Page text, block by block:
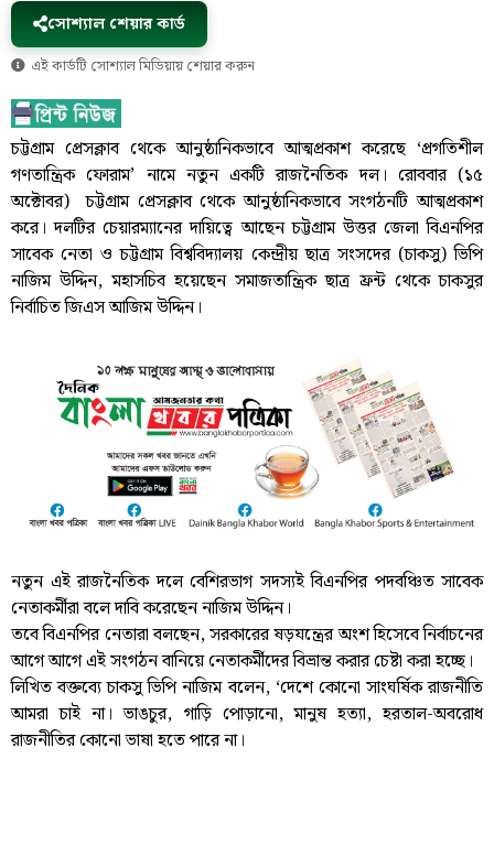
সোশ্যাল শেয়ার কার্ড
এই কার্ডটি সোশ্যাল মিডিয়ায় শেয়ার করুন
চট্টগ্রাম প্রেসক্লাব থেকে আনুষ্ঠানিকভাবে আত্মপ্রকাশ করেছে ‘প্রগতিশীল
গণতান্ত্রিক ফোরাম’ নামে নতুন একটি রাজনৈতিক দল। রোববার (১৫
অক্টোবর) চট্টগ্রাম প্রেসক্লাব থেকে আনুষ্ঠানিকভাবে সংগঠনটি আত্মপ্রকাশ
করে। দলটির চেয়ারম্যানের দায়িত্বে আছেন চট্টগ্রাম উত্তর জেলা বিএনপির
সাবেক নেতা ও চট্টগ্রাম বিশ্ববিদ্যালয় কেন্দ্রীয় ছাত্র সংসদের (চাকসু) ভিপি
নাজিম উদ্দিন, মহাসচিব হয়েছেন সমাজতান্ত্রিক ছাত্র ফ্রন্ট থেকে চাকসুর
নির্বাচিত জিএস আজিম উদ্দিন।
নতুন এই রাজনৈতিক দলে বেশিরভাগ সদস্যই বিএনপির পদবঞ্চিত সাবেক
নেতাকর্মীরা বলে দাবি করেছেন নাজিম উদ্দিন।
তবে বিএনপির নেতারা বলছেন, সরকারের ষড়যন্ত্রের অংশ হিসেবে নির্বাচনের
আগে আগে এই সংগঠন বানিয়ে নেতাকর্মীদের বিভ্রান্ত করার চেষ্টা করা হচ্ছে।
লিখিত বক্তব্যে চাকসু ভিপি নাজিম বলেন, ‘দেশে কোনো সাংঘর্ষিক রাজনীতি
আমরা চাই না। ভাঙচুর, গাড়ি পোড়ানো, মানুষ হত্যা, হরতাল-অবরোধ
রাজনীতির কোনো ভাষা হতে পারে না।